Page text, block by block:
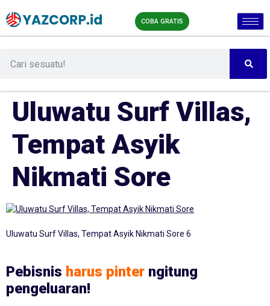
COBA GRATIS
Uluwatu Surf Villas,
Tempat Asyik
Nikmati Sore
Uluwatu Surf Villas, Tempat Asyik Nikmati Sore 6
Pebisnis harus pinter ngitung
pengeluaran!